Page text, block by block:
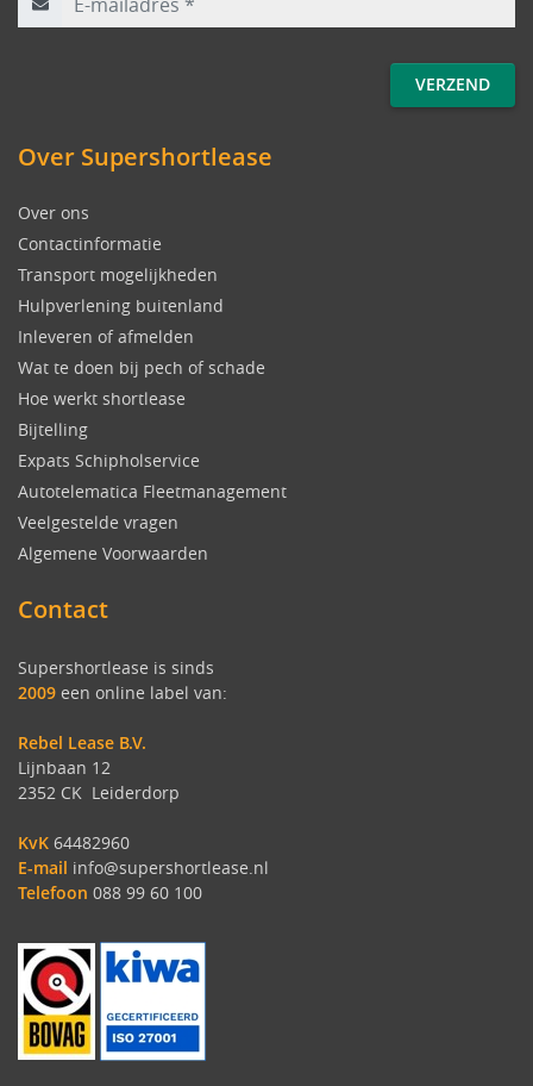
Over Supershortlease
Over ons
Contactinformatie
Transport mogelijkheden
Hulpverlening buitenland
Inleveren of afmelden
Wat te doen bij pech of schade
Hoe werkt shortlease
Bijtelling
Expats Schipholservice
Autotelematica Fleetmanagement
Veelgestelde vragen
Algemene Voorwaarden
Contact
Supershortlease is sinds
2009 een online label van:
Rebel Lease B.V.
Lijnbaan 12
2352 CK Leiderdorp
KvK 64482960
E-mail info@supershortlease.nl
Telefoon 088 99 60 100